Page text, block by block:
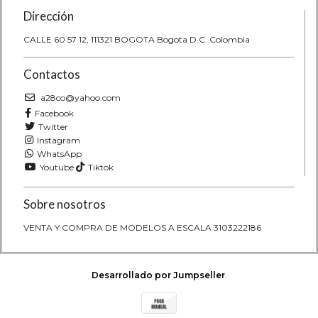
Dirección
CALLE 60 57 12, 111321 BOGOTA Bogota D.C. Colombia
Contactos
a28co@yahoo.com
Facebook
Twitter
Instagram
WhatsApp
Youtube
Tiktok
Sobre nosotros
VENTA Y COMPRA DE MODELOS A ESCALA 3103222186
Desarrollado por Jumpseller.